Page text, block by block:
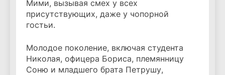
Мими, вызывая смех у всех
присутствующих, даже у чопорной
гостьи.
Молодое поколение, включая студента
Николая, офицера Бориса, племянницу
Соню и младшего брата Петрушу,